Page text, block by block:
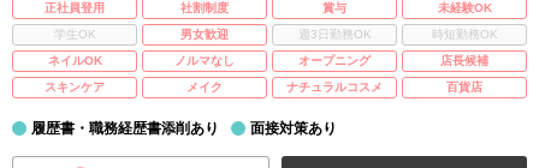
正社員登用 社割制度 賞与
未経験OK
学生OK
男女歓迎 週3日勤務OK
時短勤務OK
ネイルOK
ノルマなし オープニング
店長候補
スキンケア
メイク ナチュラルコスメ 百貨店
履歴書・職務経歴書添削あり 面接対策あり